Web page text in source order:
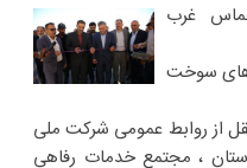
غرب
های سوخت
از روابط عمومی شرکت ملی
، مجتمع خدمات رفاهی